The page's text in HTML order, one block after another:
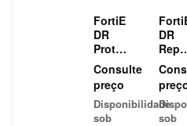
FortiE
DR
Prote
ct &
Resp
ond
and
XDR
Consulte
preço
Disponibilidade
sob
DR
Repo
sitory
Stora
ge
DR
sob